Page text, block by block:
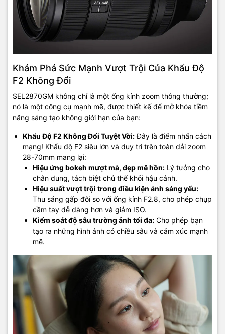
Khám Phá Sức Mạnh Vượt Trội Của Khẩu Độ
F2 Không Đổi
SEL2870GM không chỉ là một ống kính zoom thông thường;
nó là một công cụ mạnh mẽ, được thiết kế để mở khóa tiềm
năng sáng tạo không giới hạn của bạn:
Khẩu Độ F2 Không Đổi Tuyệt Vời:Đây là điểm nhấn cách
mạng! Khẩu độ F2 siêu lớn và duy trì trên toàn dải zoom
28-70mm mang lại:
Hiệu ứng bokeh mượt mà, đẹp mê hồn: Lý tưởng cho
chân dung, tách biệt chủ thể khỏi hậu cảnh.
Hiệu suất vượt trội trong điều kiện ánh sáng yếu:
Thu sáng gấp đôi so với ống kính F2.8, cho phép chụp
cầm tay dễ dàng hơn và giảm ISO.
Kiểm soát độ sâu trường ảnh tối đa: Cho phép bạn
tạo ra những hình ảnh có chiều sâu và cảm xúc mạnh
mẽ.